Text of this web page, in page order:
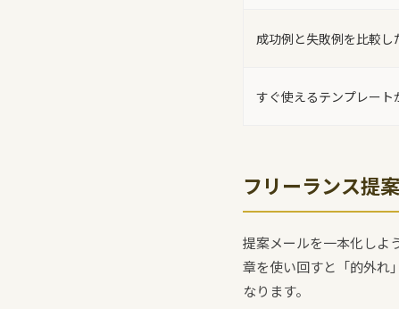
成功例と失敗例を比較し
すぐ使えるテンプレート
フリーランス提
提案メールを一本化しよ
章を使い回すと「的外れ
なります。